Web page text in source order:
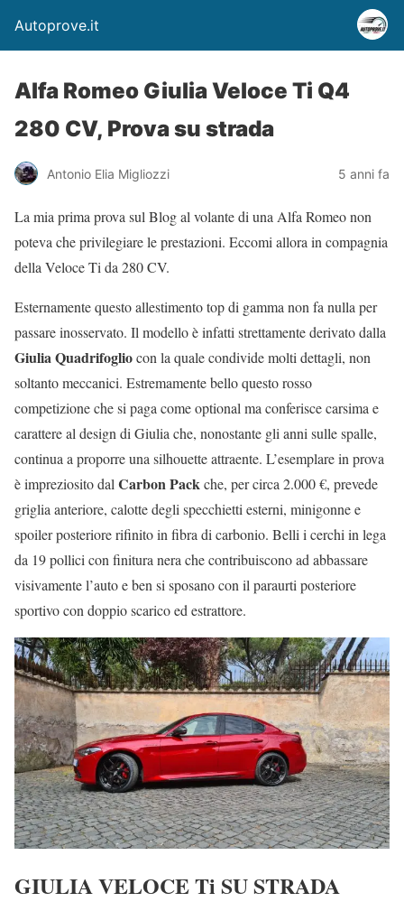
Autoprove.it
Alfa Romeo Giulia Veloce Ti Q4
280 CV, Prova su strada
Antonio Elia Migliozzi 5 anni fa
La mia prima prova sul Blog al volante di una Alfa Romeo non
poteva che privilegiare le prestazioni. Eccomi allora in compagnia
della Veloce Ti da 280 CV.
Esternamente questo allestimento top di gamma non fa nulla per
passare inosservato. Il modello è infatti strettamente derivato dalla
Giulia Quadrifogliocon la quale condivide molti dettagli, non
soltanto meccanici. Estremamente bello questo rosso
competizione che si paga come optional ma conferisce carsima e
carattere al design di Giulia che, nonostante gli anni sulle spalle,
continua a proporre una silhouette attraente. L’esemplare in prova
è impreziosito dal Carbon Packche, per circa 2.000 €, prevede
griglia anteriore, calotte degli specchietti esterni, minigonne e
spoiler posteriore rifinito in fibra di carbonio. Belli i cerchi in lega
da 19 pollici con finitura nera che contribuiscono ad abbassare
visivamente l’auto e ben si sposano con il paraurti posteriore
sportivo con doppio scarico ed estrattore.
GIULIA VELOCE Ti SU STRADA